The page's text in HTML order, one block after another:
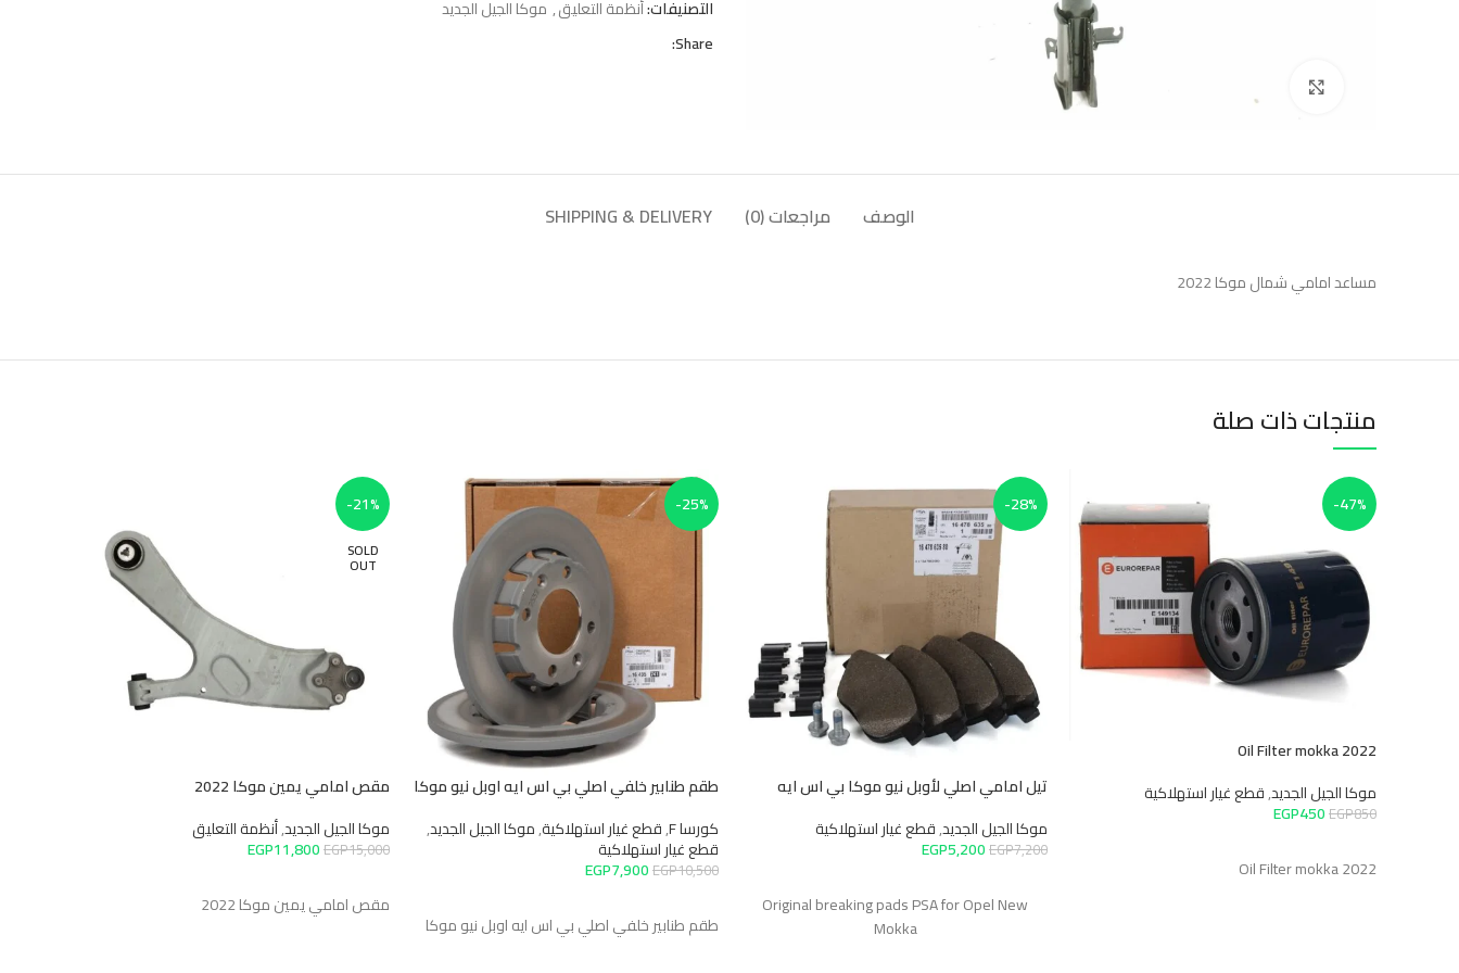
التصنيفات:أنظمة التعليق, موكا الجيل الجديد
Share:
الوصف مراجعات (0) SHIPPING & DELIVERY
مساعد امامي شمال موكا 2022
منتجات ذات صلة
-47%
Oil Filter mokka 2022
موكا الجيل الجديد,قطع غيار استهلاكية
EGP850
EGP450
Oil Filter mokka 2022
-28%
تيل امامي اصلي لأوبل نيو موكا بي اس ايه
موكا الجيل الجديد,قطع غيار استهلاكية
EGP7,200
EGP5,200
Original breaking pads PSA for Opel New
Mokka
-25%
طقم طنابير خلفي اصلي بي اس ايه اوبل نيو موكا
كورسا F ,قطع غيار استهلاكية,موكا الجيل الجديد,
قطع غيار استهلاكية
EGP10,500
EGP7,900
طقم طنابير خلفي اصلي بي اس ايه اوبل نيو موكا
-21%
SOLD
OUT
مقص امامي يمين موكا 2022
موكا الجيل الجديد,أنظمة التعليق
EGP15,000
EGP11,800
مقص امامي يمين موكا 2022